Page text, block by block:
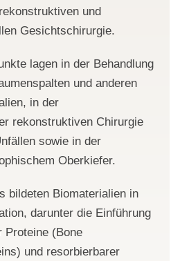
und
Gesichtschirurgie.
lagen in der Behandlung
und anderen
in der
rekonstruktiven Chirurgie
sowie in der
Oberkiefer.
bildeten Biomaterialien in
darunter die Einführung
Proteine (Bone
und resorbierbarer